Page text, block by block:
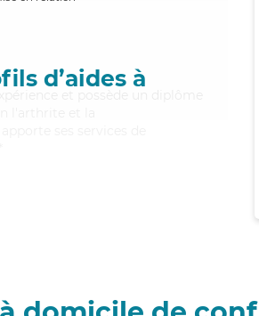
d’aides à
et possède un diplôme
l'arthrite et la